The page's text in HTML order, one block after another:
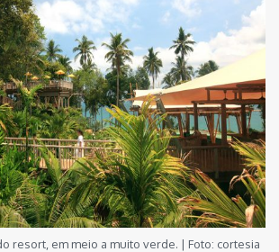
resort, em meio a muito verde. | Foto: cortesia